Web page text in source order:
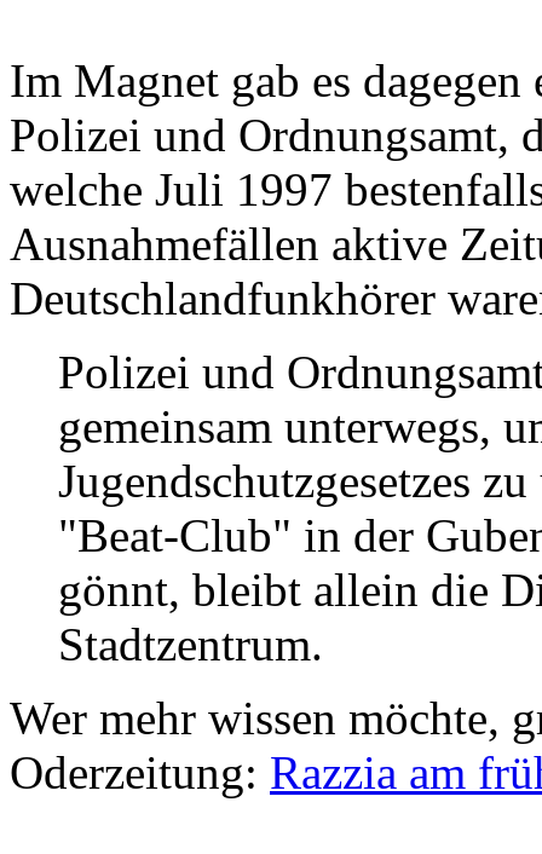
Im Magnet gab es
Polizei und Ordnungsamt,
welche Juli 1997
Ausnahmefällen aktive
Deutschlandfunkhörer
Polizei und
gemeinsam unterwegs,
Jugendschutzgesetzes
"Beat-Club" in der
gönnt, bleibt allein die
Stadtzentrum.
Wer mehr wissen möchte,
Oderzeitung: Razzia am